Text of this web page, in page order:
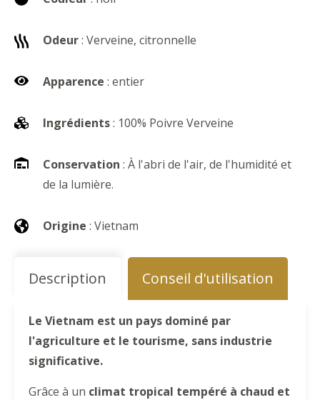
Odeur: Verveine, citronnelle
Apparence : entier
Ingrédients: 100% Poivre Verveine
Conservation : À l'abri de l'air, de l'humidité et
de la lumière.
Origine : Vietnam
Description Conseil d'utilisation
Le Vietnam est un pays dominé par
l'agriculture et le tourisme, sans industrie
significative.
Grâce à un climat tropical tempéré à chaud et